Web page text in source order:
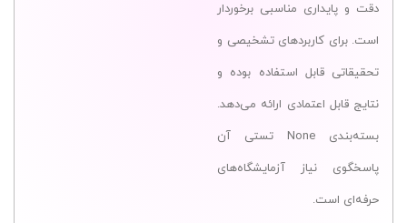
دقت و پایداری مناسبی برخوردار
است. برای کاربردهای تشخیصی و
تحقیقاتی قابل استفاده بوده و
نتایج قابل اعتمادی ارائه می‌دهد.
بسته‌بندی None تستی آن
پاسخگوی نیاز آزمایشگاه‌های
حرفه‌ای است.